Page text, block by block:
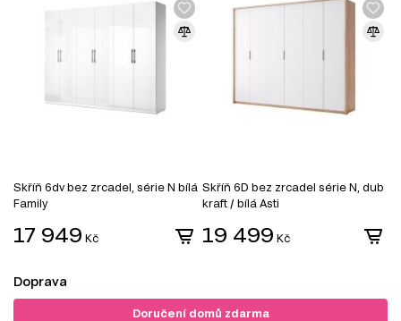
Skříň 6dv bez zrcadel, série N bílá
Family
17 949 Kč
Skříň 6D bez zrcadel série N, dub
kraft / bílá Asti
19 499 Kč
Doprava
Doručení domů zdarma